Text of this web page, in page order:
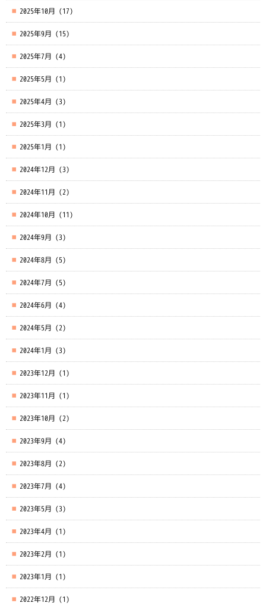
2025年10月 (17)
2025年9月 (15)
2025年7月 (4)
2025年5月 (1)
2025年4月 (3)
2025年3月 (1)
2025年1月 (1)
2024年12月 (3)
2024年11月 (2)
2024年10月 (11)
2024年9月 (3)
2024年8月 (5)
2024年7月 (5)
2024年6月 (4)
2024年5月 (2)
2024年1月 (3)
2023年12月 (1)
2023年11月 (1)
2023年10月 (2)
2023年9月 (4)
2023年8月 (2)
2023年7月 (4)
2023年5月 (3)
2023年4月 (1)
2023年2月 (1)
2023年1月 (1)
2022年12月 (1)